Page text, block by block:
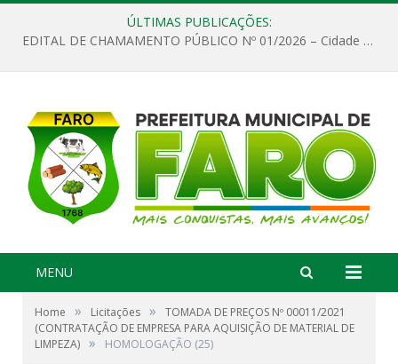
ÚLTIMAS PUBLICAÇÕES:
EDITAL DE CHAMAMENTO PÚBLICO Nº 01/2026 – Cidade de Faro
MENU
Home » Licitações »
TOMADA DE PREÇOS Nº 00011/2021
(CONTRATAÇÃO DE EMPRESA PARA AQUISIÇÃO DE MATERIAL DE
LIMPEZA) » HOMOLOGAÇÃO (25)